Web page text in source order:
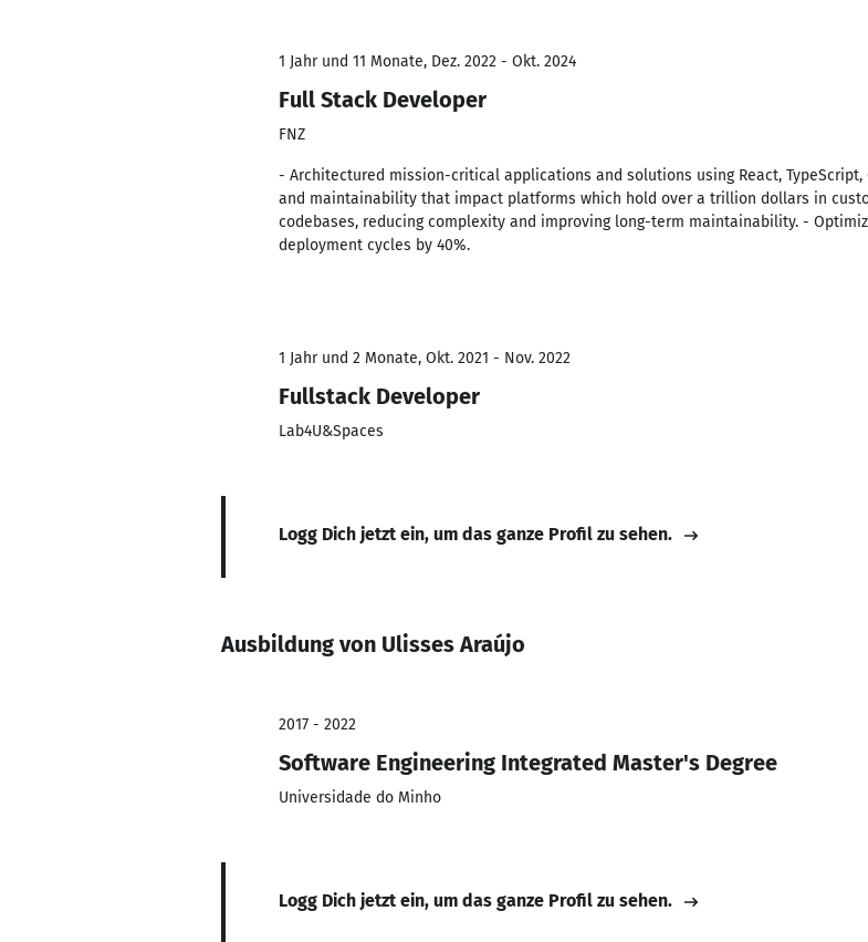
1 Jahr und 11 Monate, Dez. 2022 - Okt. 2024
Full Stack Developer
FNZ
- Architectured mission-critical applications and solutions using React, TypeScript,
and maintainability that impact platforms which hold over a trillion dollars in
codebases, reducing complexity and improving long-term maintainability. -
deployment cycles by 40%.
1 Jahr und 2 Monate, Okt. 2021 - Nov. 2022
Fullstack Developer
Lab4U&Spaces
Logg Dich jetzt ein, um das ganze Profil zu sehen.
Ausbildung von Ulisses Araújo
2017 - 2022
Software Engineering Integrated Master's Degree
Universidade do Minho
Logg Dich jetzt ein, um das ganze Profil zu sehen.